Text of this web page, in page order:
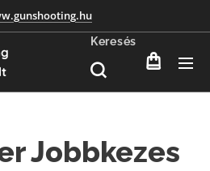
Keresés
Jobbkezes